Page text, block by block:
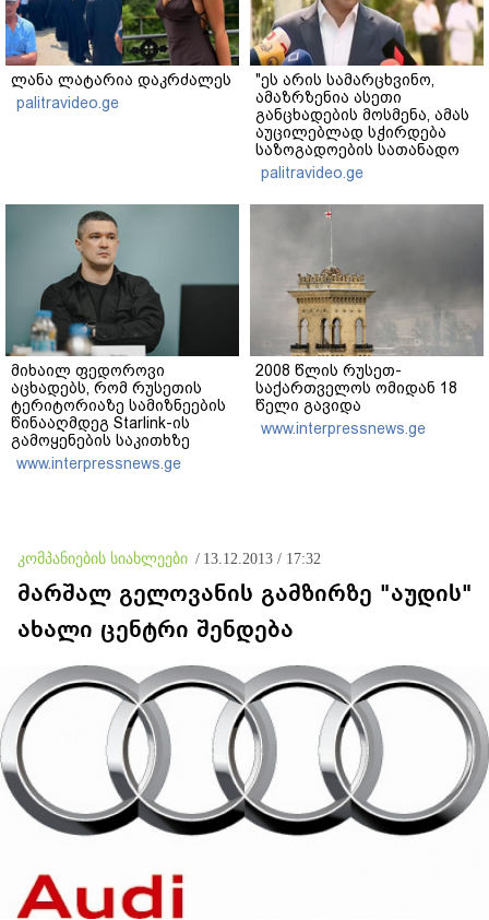
ლანა ლატარია დაკრძალეს
palitravideo.ge
"ეს არის სამარცხვინო,
ამაზრზენია ასეთი
განცხადების მოსმენა, ამას
აუცილებლად სჭირდება
საზოგადოების სათანადო
რეაქცია" - ირაკლი
კობახიძე
palitravideo.ge
მიხაილ ფედოროვი
აცხადებს, რომ რუსეთის
ტერიტორიაზე სამიზნეების
წინააღმდეგ Starlink-ის
გამოყენების საკითხზე
ილონ მასკთან
მოლაპარაკებებს
www.interpressnews.ge
2008 წლის რუსეთ-
საქართველოს ომიდან 18
წელი გავიდა
www.interpressnews.ge
კომპანიების სიახლეები / 13.12.2013 / 17:32
მარშალ გელოვანის გამზირზე "აუდის"
ახალი ცენტრი შენდება